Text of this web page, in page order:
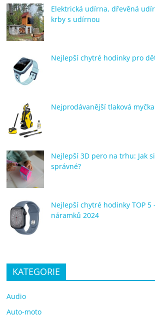
Elektrická udírna, dřevěná
krby s udírnou
Nejlepší chytré hodinky pro
Nejprodávanější tlaková
Nejlepší 3D pero na trhu: Jak
správné?
Nejlepší chytré hodinky TOP 5
náramků 2024
KATEGORIE
Audio
Auto-moto